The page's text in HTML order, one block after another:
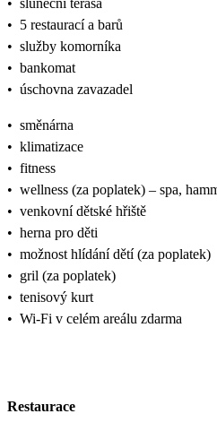
• 5 restaurací a barů
• služby komorníka
• bankomat
• úschovna zavazadel
• směnárna
• klimatizace
• fitness
• wellness (za poplatek) – spa,
• venkovní dětské hřiště
• herna pro děti
• možnost hlídání dětí (za poplatek)
• gril (za poplatek)
• tenisový kurt
• Wi‑Fi v celém areálu zdarma
Restaurace